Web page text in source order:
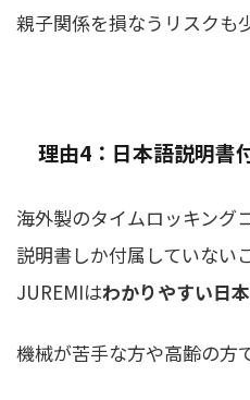
親子関係を損なうリスクも
理由4：日本語説明書
海外製のタイムロッキング
説明書しか付属していない
JUREMIはわかりやすい日
機械が苦手な方や高齢の方で